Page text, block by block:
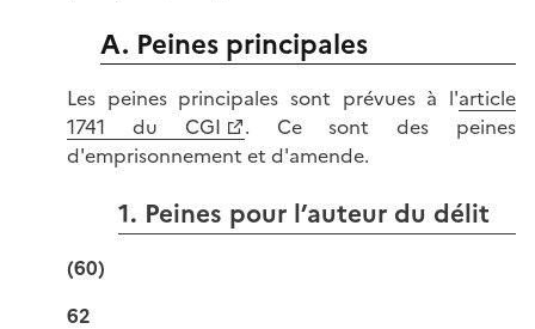
A. Peines principales
Les peines principales sont prévues à l'article
1741 du CGI
. Ce sont des peines
d'emprisonnement et d'amende.
1. Peines pour l’auteur du délit
(60)
62